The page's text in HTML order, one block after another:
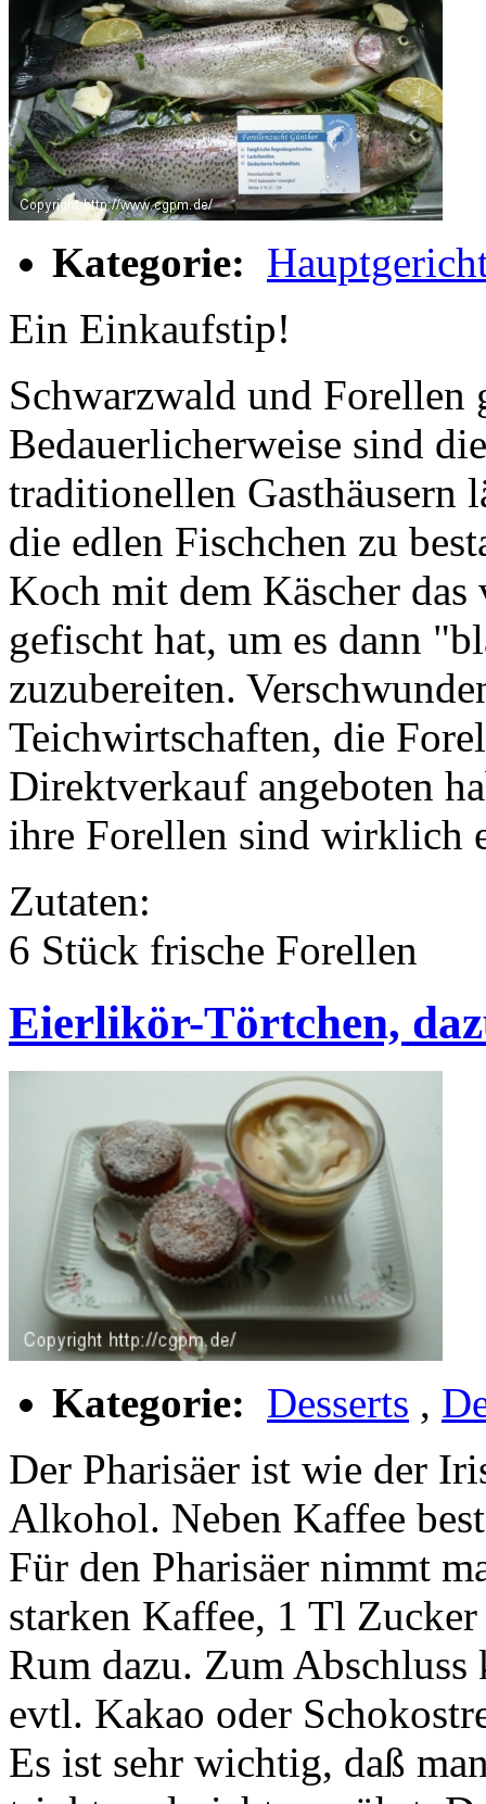
Kategorie:
Ein Einkaufstip!
Schwarzwald und Forellen
Bedauerlicherweise sind
traditionellen Gasthäusern
die edlen Fischchen zu
Koch mit dem Käscher
gefischt hat, um es dann
zuzubereiten.
Teichwirtschaften, die
Direktverkauf angeboten
ihre Forellen sind wirklich
Zutaten:
6 Stück frische Forellen
Eierlikör-Törtchen,
Kategorie: Desserts ,
Der Pharisäer ist wie der
Alkohol. Neben Kaffee
Für den Pharisäer nimmt
starken Kaffee, 1 Tl
Rum dazu. Zum Abschluss
evtl. Kakao oder
Es ist sehr wichtig, daß